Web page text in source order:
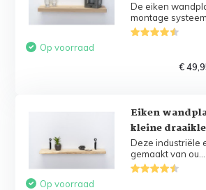
De eiken
montage systeem
Op voorraad
€
Eiken
kleine
Deze industriële
gemaakt van ou...
Op voorraad